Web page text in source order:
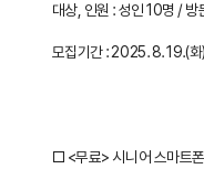
대상, 인원 : 성인 10명 / 방
모집기간 : 2025. 8. 19.(화
□ <무료> 시니어 스마트